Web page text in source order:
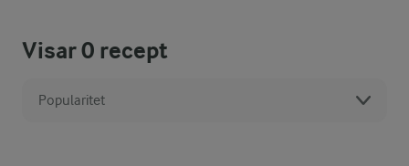
Visar0 recept
Popularitet